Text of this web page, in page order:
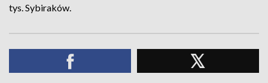
tys. Sybiraków.